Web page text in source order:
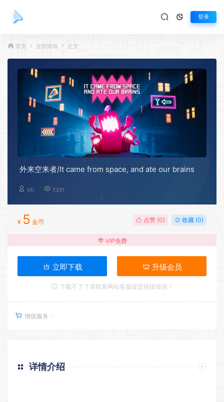
登录
首页 全部游戏 正文
外来空来者/It came from space, and ate our brains
UU 7,221
¥ 5 金币 点赞 (0) 收藏 (0)
VIP免费
立即下载 升级会员
下载不了？请联系网站客服提交链接错误！
增值服务：
详情介绍